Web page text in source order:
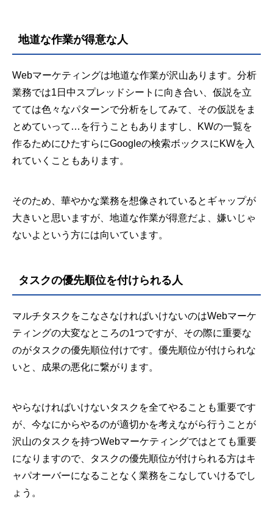
地道な作業が得意な人
Webマーケティングは地道な作業が沢山あります。分析
業務では1日中スプレッドシートに向き合い、仮説を立
てては色々なパターンで分析をしてみて、その仮説をま
とめていって…を行うこともありますし、KWの一覧を
作るためにひたすらにGoogleの検索ボックスにKWを入
れていくこともあります。
そのため、華やかな業務を想像されているとギャップが
大きいと思いますが、地道な作業が得意だよ、嫌いじゃ
ないよという方には向いています。
タスクの優先順位を付けられる人
マルチタスクをこなさなければいけないのはWebマーケ
ティングの大変なところの1つですが、その際に重要な
のがタスクの優先順位付けです。優先順位が付けられな
いと、成果の悪化に繋がります。
やらなければいけないタスクを全てやることも重要です
が、今なにからやるのが適切かを考えながら行うことが
沢山のタスクを持つWebマーケティングではとても重要
になりますので、タスクの優先順位が付けられる方はキ
ャパオーバーになることなく業務をこなしていけるでし
ょう。